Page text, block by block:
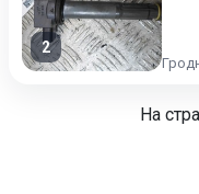
2
На